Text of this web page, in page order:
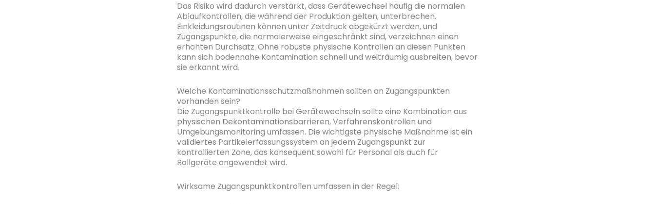
Das Risiko wird dadurch verstärkt, dass Gerätewechsel häufig die normalen
Ablaufkontrollen, die während der Produktion gelten, unterbrechen.
Einkleidungsroutinen können unter Zeitdruck abgekürzt werden, und
Zugangspunkte, die normalerweise eingeschränkt sind, verzeichnen einen
erhöhten Durchsatz. Ohne robuste physische Kontrollen an diesen Punkten
kann sich bodennahe Kontamination schnell und weiträumig ausbreiten, bevor
sie erkannt wird.
Welche Kontaminationsschutzmaßnahmen sollten an Zugangspunkten
vorhanden sein?
Die Zugangspunktkontrolle bei Gerätewechseln sollte eine Kombination aus
physischen Dekontaminationsbarrieren, Verfahrenskontrollen und
Umgebungsmonitoring umfassen. Die wichtigste physische Maßnahme ist ein
validiertes Partikelerfassungssystem an jedem Zugangspunkt zur
kontrollierten Zone, das konsequent sowohl für Personal als auch für
Rollgeräte angewendet wird.
Wirksame Zugangspunktkontrollen umfassen in der Regel: